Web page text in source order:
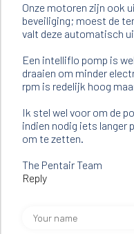
Onze motoren zijn ook
beveiliging; moest de
valt deze automatisch
Een intelliflo pomp is
draaien om minder
rpm is redelijk hoog
Ik stel wel voor om de
indien nodig iets langer
om te zetten.
The Pentair Team
Reply